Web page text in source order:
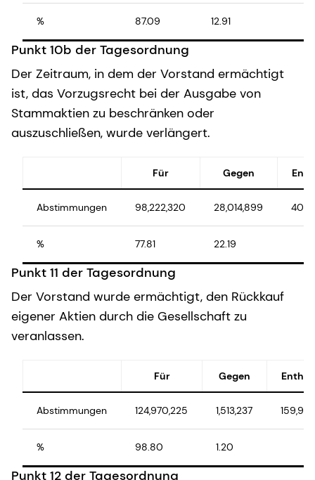
% 87.09 12.91
Punkt 10b der Tagesordnung
Der Zeitraum, in dem der Vorstand ermächtigt
ist, das Vorzugsrecht bei der Ausgabe von
Stammaktien zu beschränken oder
auszuschließen, wurde verlängert.
Für Gegen
Abstimmungen 98,222,320 28,014,899
% 77.81 22.19
Punkt 11 der Tagesordnung
Der Vorstand wurde ermächtigt, den Rückkauf
eigener Aktien durch die Gesellschaft zu
veranlassen.
Für Gegen
Abstimmungen 124,970,225 1,513,237 159,931
% 98.80 1.20
Punkt 12 der Tagesordnung